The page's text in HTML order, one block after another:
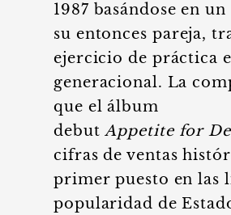
1987 basándose en
su entonces pareja,
ejercicio de práctica
generacional. La
que el álbum
debutAppetite for
cifras de ventas
primer puesto en las
popularidad de